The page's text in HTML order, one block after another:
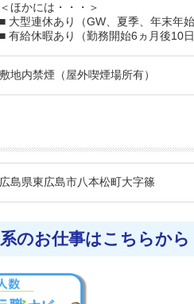
＜ほかには・・・＞
■ 大型連休あり（GW、夏季、年末年
■ 有給休暇あり（勤務開始6ヵ月後10
敷地内禁煙（屋外喫煙場所有）
広島県東広島市八本松町大字篠
のお仕事はこちらから